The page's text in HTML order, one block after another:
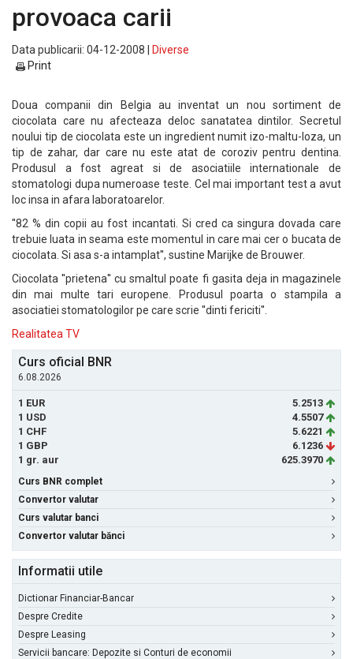
provoaca carii
Data publicarii: 04-12-2008 |
Diverse
Print
Doua companii din Belgia au inventat un nou sortiment de
ciocolata care nu afecteaza deloc sanatatea dintilor. Secretul
noului tip de ciocolata este un ingredient numit izo-maltu-loza, un
tip de zahar, dar care nu este atat de coroziv pentru dentina.
Produsul a fost agreat si de asociatiile internationale de
stomatologi dupa numeroase teste. Cel mai important test a avut
loc insa in afara laboratoarelor.
''82 % din copii au fost incantati. Si cred ca singura dovada care
trebuie luata in seama este momentul in care mai cer o bucata de
ciocolata. Si asa s-a intamplat'', sustine Marijke de Brouwer.
Ciocolata ''prietena'' cu smaltul poate fi gasita deja in magazinele
din mai multe tari europene. Produsul poarta o stampila a
asociatiei stomatologilor pe care scrie ''dinti fericiti''.
Realitatea TV
Curs oficial BNR
6.08.2026
1 EUR
5.2513
1 USD
4.5507
1 CHF
5.6221
1 GBP
6.1236
1 gr. aur
625.3970
Curs BNR complet
Convertor valutar
Curs valutar banci
Convertor valutar bănci
Informatii utile
Dictionar Financiar-Bancar
Despre Credite
Despre Leasing
Servicii bancare: Depozite si Conturi de economii